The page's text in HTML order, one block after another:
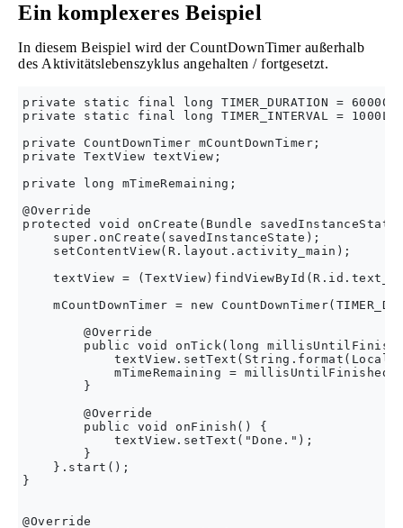
Ein komplexeres Beispiel
In diesem Beispiel wird der CountDownTimer außerhalb
des Aktivitätslebenszyklus angehalten / fortgesetzt.
private static final long TIMER_DURATION =
private static final long TIMER_INTERVAL = 1000L;
private CountDownTimer mCountDownTimer;
private TextView textView;
private long mTimeRemaining;
@Override
protected void onCreate(Bundle
    super.onCreate(savedInstanceState);
    setContentView(R.layout.activity_main);
textView =
mCountDownTimer = new
        @Override
public void onTick(long
mTimeRemaining =
        }
        @Override
        public void onFinish() {
            textView.setText("Done.");
        }
    }.start();
}
@Override